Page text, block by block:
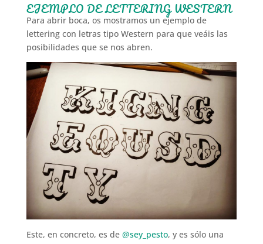
EJEMPLO DE LETTERING WESTERN
Para abrir boca, os mostramos un ejemplo de
lettering con letras tipo Western para que veáis las
posibilidades que se nos abren.
Este, en concreto, es de @sey_pesto, y es sólo una